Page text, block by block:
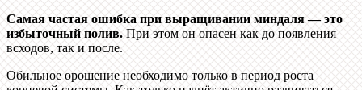
Самая частая ошибка при выращивании миндаля — это
избыточный полив. При этом он опасен как до появления
всходов, так и после.
Обильное орошение необходимо только в период роста